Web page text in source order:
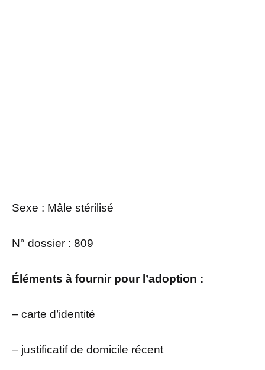
Sexe : Mâle stérilisé
N° dossier : 809
Éléments à fournir pour l’adoption :
– carte d’identité
– justificatif de domicile récent